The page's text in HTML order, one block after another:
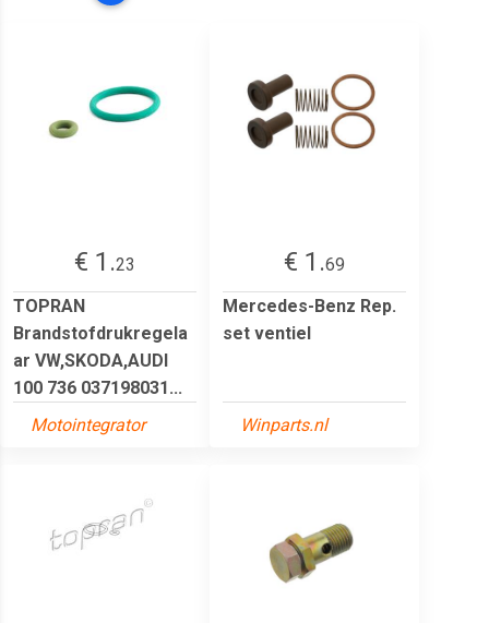
€ 1.23
TOPRAN
Brandstofdrukregela
ar VW,SKODA,AUDI
100 736 037198031...
Motointegrator
€ 1.69
Mercedes-Benz Rep.
set ventiel
Winparts.nl